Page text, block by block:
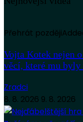
Přehrát později
Vojta Kotek nejen
věcí, které mu
Zradci
8. 8. 2026 9. 8. 2026